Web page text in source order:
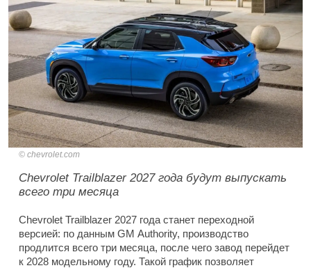
chevrolet.com
Chevrolet Trailblazer 2027 года будут выпускать
всего три месяца
Chevrolet Trailblazer 2027 года станет переходной
версией: по данным GM Authority, производство
продлится всего три месяца, после чего завод перейдет
к 2028 модельному году. Такой график позволяет